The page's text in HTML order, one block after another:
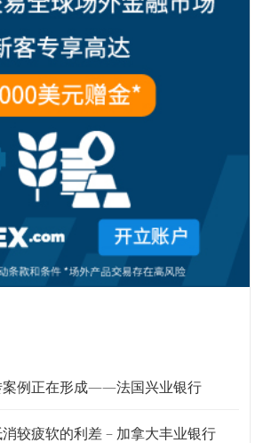
案例正在形成——法国兴业银行
较疲软的利差 – 加拿大丰业银行